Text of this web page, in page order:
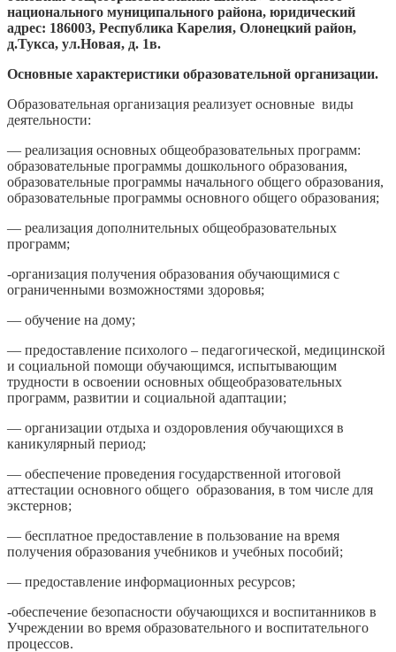
национального муниципального района, юридический
адрес: 186003, Республика Карелия, Олонецкий район,
д.Тукса, ул.Новая, д. 1в.
Основные характеристики образовательной организации.
Образовательная организация реализует основные виды
деятельности:
— реализация основных общеобразовательных программ:
образовательные программы дошкольного образования,
образовательные программы начального общего образования,
образовательные программы основного общего образования;
— реализация дополнительных общеобразовательных
программ;
-организация получения образования обучающимися с
ограниченными возможностями здоровья;
— обучение на дому;
— предоставление психолого – педагогической, медицинской
и социальной помощи обучающимся, испытывающим
трудности в освоении основных общеобразовательных
программ, развитии и социальной адаптации;
— организации отдыха и оздоровления обучающихся в
каникулярный период;
— обеспечение проведения государственной итоговой
аттестации основного общего образования, в том числе для
экстернов;
— бесплатное предоставление в пользование на время
получения образования учебников и учебных пособий;
— предоставление информационных ресурсов;
-обеспечение безопасности обучающихся и воспитанников в
Учреждении во время образовательного и воспитательного
процессов.